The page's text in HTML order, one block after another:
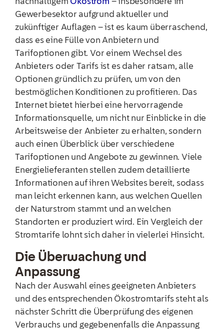
Gewerbesektor aufgrund aktueller und
zukünftiger Auflagen – ist es kaum überraschend,
dass es eine Fülle von Anbietern und
Tarifoptionen gibt. Vor einem Wechsel des
Anbieters oder Tarifs ist es daher ratsam, alle
Optionen gründlich zu prüfen, um von den
bestmöglichen Konditionen zu profitieren. Das
Internet bietet hierbei eine hervorragende
Informationsquelle, um nicht nur Einblicke in die
Arbeitsweise der Anbieter zu erhalten, sondern
auch einen Überblick über verschiedene
Tarifoptionen und Angebote zu gewinnen. Viele
Energielieferanten stellen zudem detaillierte
Informationen auf ihren Websites bereit, sodass
man leicht erkennen kann, aus welchen Quellen
der Naturstrom stammt und an welchen
Standorten er produziert wird. Ein Vergleich der
Stromtarife lohnt sich daher in vielerlei Hinsicht.
Die Überwachung und
Anpassung
Nach der Auswahl eines geeigneten Anbieters
und des entsprechenden Ökostromtarifs steht als
nächster Schritt die Überprüfung des eigenen
Verbrauchs und gegebenenfalls die Anpassung